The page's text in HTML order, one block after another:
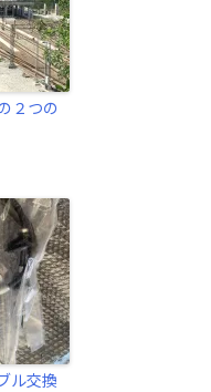
２つの
ル交換